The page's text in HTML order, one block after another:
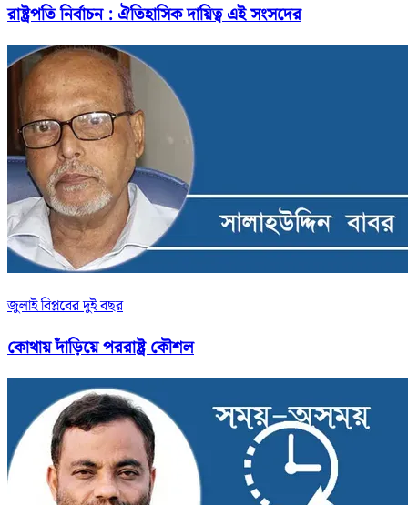
রাষ্ট্রপতি নির্বাচন : ঐতিহাসিক দায়িত্ব এই সংসদের
জুলাই বিপ্লবের দুই বছর
কোথায় দাঁড়িয়ে পররাষ্ট্র কৌশল